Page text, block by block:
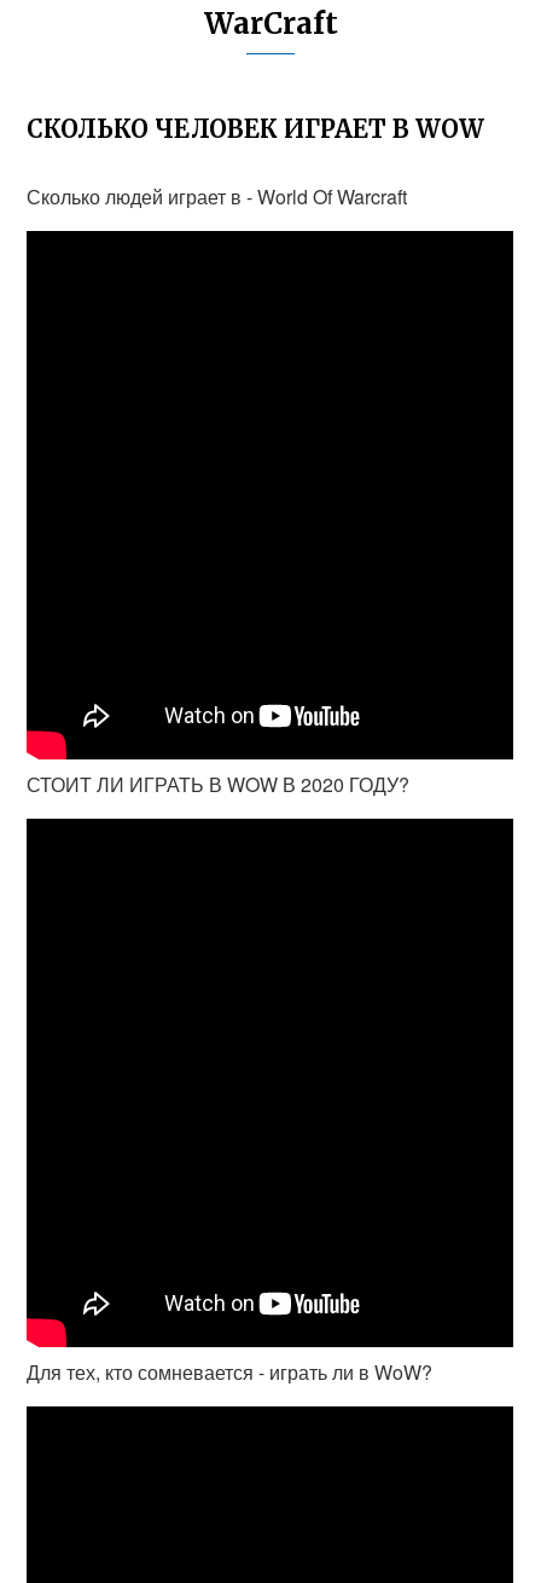
WarCraft
СКОЛЬКО ЧЕЛОВЕК ИГРАЕТ В WOW
Сколько людей играет в - World Of Warcraft
СТОИТ ЛИ ИГРАТЬ В WOW В 2020 ГОДУ?
Для тех, кто сомневается - играть ли в WoW?